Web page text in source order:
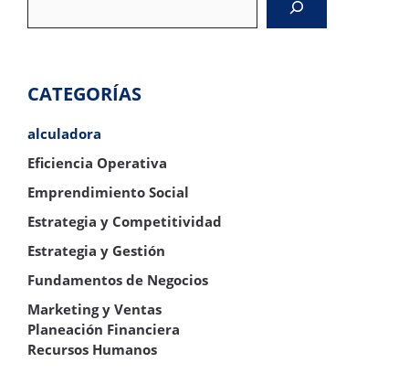
CATEGORÍAS
alculadora
Eficiencia Operativa
Emprendimiento Social
Estrategia y Competitividad
Estrategia y Gestión
Fundamentos de Negocios
Marketing y Ventas
Planeación Financiera
Recursos Humanos